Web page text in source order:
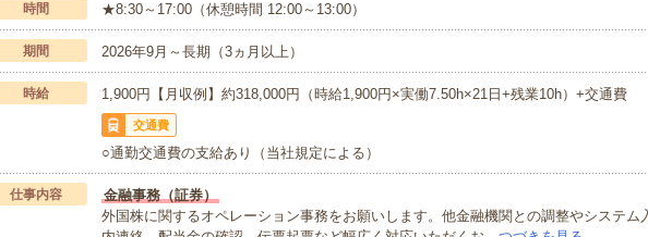
時間 ★8:30～17:00（休憩時間 12:00～13:00）
期間 2026年9月～長期（3ヵ月以上）
時給 1,900円【月収例】約318,000円（時給1,900円×実働7.50h×21日+残業10h）+交通費
交通費
○通勤交通費の支給あり（当社規定による）
仕事内容
金融事務（証券）
外国株に関するオペレーション事務をお願いします。他金融機関との調整やシステム